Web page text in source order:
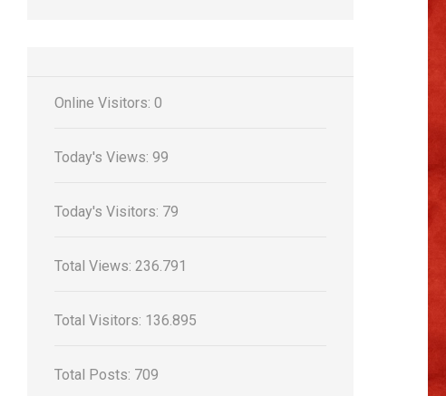
Online Visitors:0
Today's Views:99
Today's Visitors: 79
Total Views:236.791
Total Visitors: 136.895
Total Posts: 709